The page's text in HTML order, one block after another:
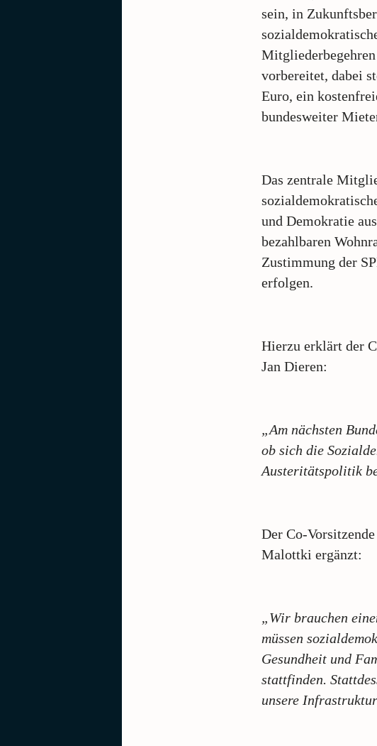
sein, in
vorbereitet, dabei
Euro, ein
bundesweiter
Das zentrale
und Demokratie
bezahlbaren
Zustimmung der
erfolgen.
Hierzu erklärt der
Jan Dieren:
„Am nächsten
ob sich die
Austeritätspolitik
Der Co-
Malottki ergänzt:
„Wir brauchen
müssen
Gesundheit und
stattfinden.
unsere